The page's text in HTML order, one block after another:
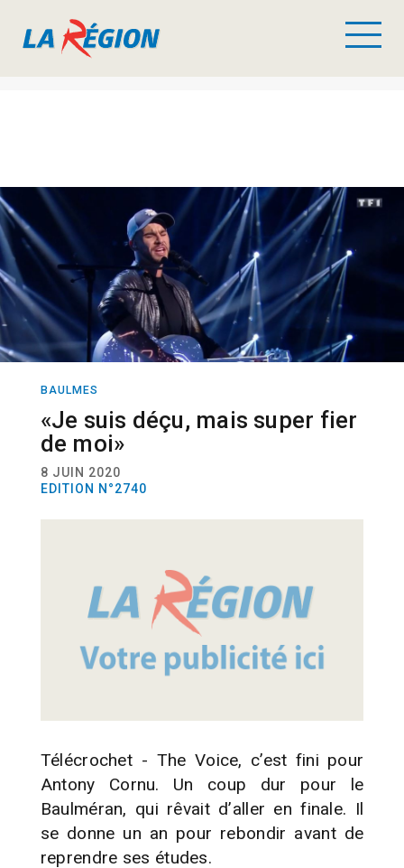
BAULMES
«Je suis déçu, mais super fier
de moi»
8 JUIN 2020
EDITION N°2740
Télécrochet - The Voice, c’est fini pour
Antony Cornu. Un coup dur pour le
Baulméran, qui rêvait d’aller en finale. Il
se donne un an pour rebondir avant de
reprendre ses études.